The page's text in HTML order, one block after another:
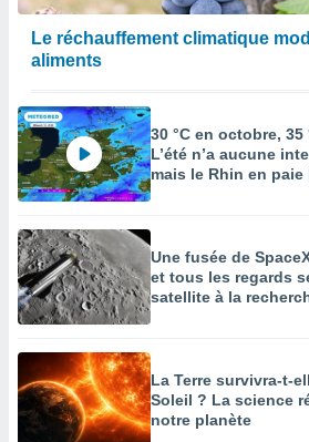
Le réchauffement climatique
aliments
30 °C en octobre,
L’été n’a aucune
mais le Rhin en paie
Une fusée de
et tous les regards
satellite à la
La Terre survivra-t-
Soleil ? La science
notre planète